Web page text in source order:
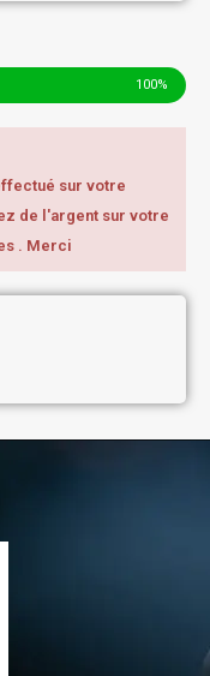
100%
sur votre
de l'argent sur votre
. Merci